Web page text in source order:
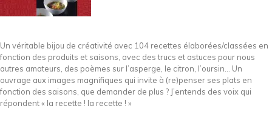
Un véritable bijou de créativité avec 104 recettes élaborées/classées en
fonction des produits et saisons, avec des trucs et astuces pour nous
autres amateurs, des poèmes sur l’asperge, le citron, l’oursin… Un
ouvrage aux images magnifiques qui invite à (re)penser ses plats en
fonction des saisons, que demander de plus ? J’entends des voix qui
répondent « la recette ! la recette ! »